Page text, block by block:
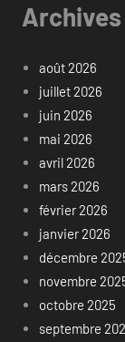
Archives
août 2026
juillet 2026
juin 2026
mai 2026
avril 2026
mars 2026
février 2026
janvier 2026
décembre
novembre
octobre 2025
septembre